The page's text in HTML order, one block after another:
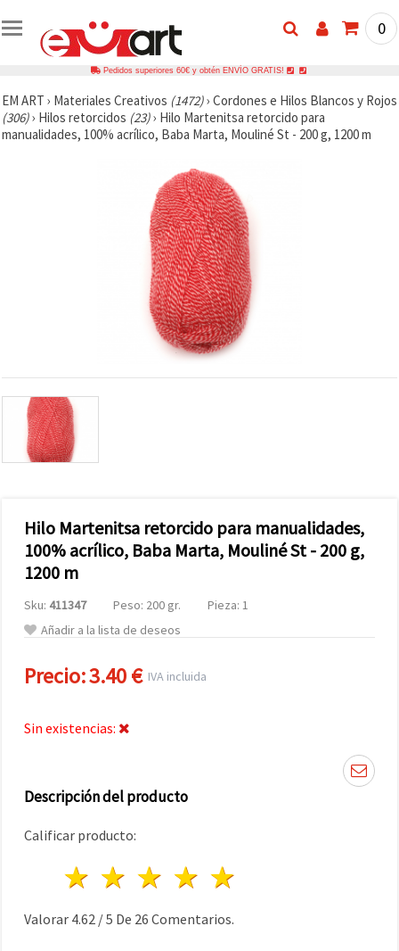
0
Pedidos superiores 60€ y obtén ENVÍO GRATIS!
EM ART › Materiales Creativos (1472)› Cordones e Hilos Blancos y Rojos
(306)› Hilos retorcidos (23)› Hilo Martenitsa retorcido para
manualidades, 100% acrílico, Baba Marta, Mouliné St - 200 g, 1200 m
Hilo Martenitsa retorcido para manualidades,
100% acrílico, Baba Marta, Mouliné St - 200 g,
1200 m
Sku: 411347 Peso: 200 gr.
Pieza: 1
Añadir a la lista de deseos
Precio:3.40 €IVA incluida
Sin existencias:
Descripción del producto
Calificar producto:
4 estrellas
3 estrellas
2 estrellas
1 estrella
Valorar 4.62 /5 De 26 Comentarios.